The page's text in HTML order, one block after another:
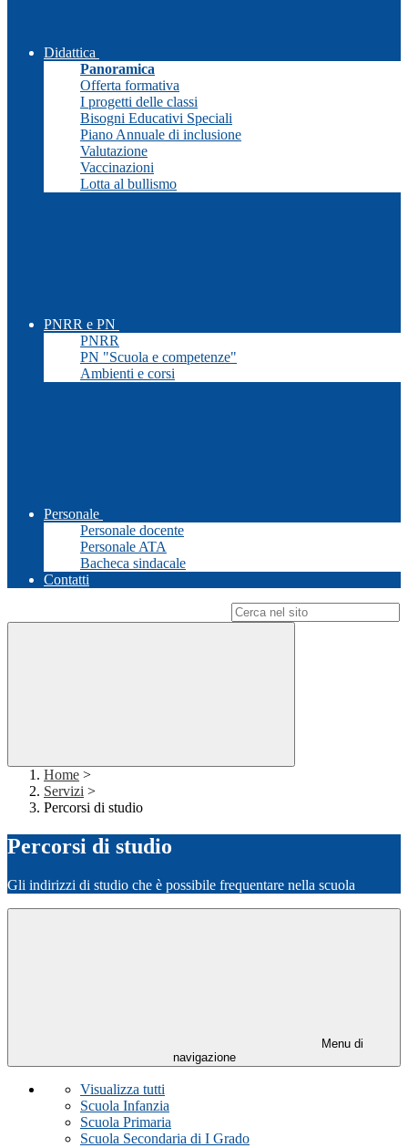
Didattica
Panoramica
Offerta formativa
I progetti delle classi
Bisogni Educativi Speciali
Piano Annuale di inclusione
Valutazione
Vaccinazioni
Lotta al bullismo
PNRR e PN
PNRR
PN "Scuola e competenze"
Ambienti e corsi
Personale
Personale docente
Personale ATA
Bacheca sindacale
Contatti
Home >
Servizi >
Percorsi di studio
Percorsi di studio
Gli indirizzi di studio che è possibile frequentare nella scuola
Menu di
navigazione
Visualizza tutti
Scuola Infanzia
Scuola Primaria
Scuola Secondaria di I Grado